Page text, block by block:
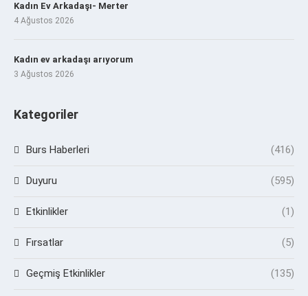
Kadın Ev Arkadaşı- Merter
4 Ağustos 2026
Kadın ev arkadaşı arıyorum
3 Ağustos 2026
Kategoriler
Burs Haberleri (416)
Duyuru (595)
Etkinlikler (1)
Fırsatlar (5)
Geçmiş Etkinlikler (135)